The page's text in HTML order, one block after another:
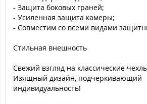
- Защита боковых граней;
- Усиленная защита камеры;
- Совместим со всеми видами
Стильная внешность
Свежий взгляд на классические
Изящный дизайн, подчеркивающий
индивидуальность!